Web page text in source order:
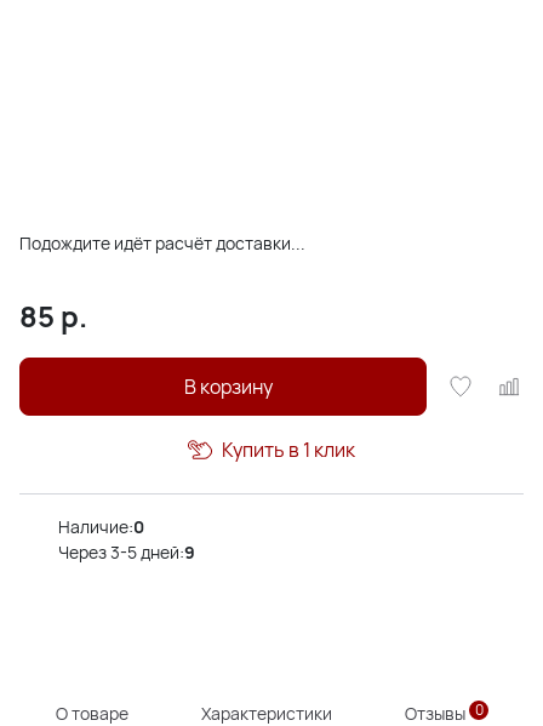
Подождите идёт расчёт доставки...
85 р.
В корзину
Купить в 1 клик
Наличие:0
Через 3-5 дней:9
О товаре Характеристики Отзывы 0